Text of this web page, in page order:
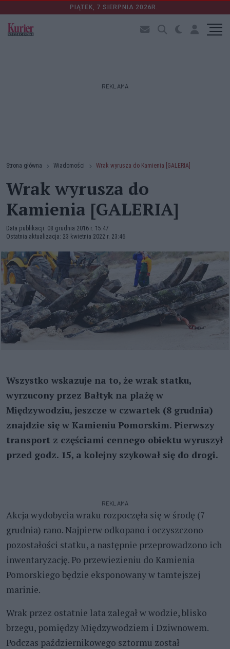
PIĄTEK, 7 SIERPNIA 2026R.
REKLAMA
Strona główna Wiadomości Wrak wyrusza do Kamienia [GALERIA]
Wrak wyrusza do
Kamienia [GALERIA]
Data publikacji: 08 grudnia 2016 r. 15:47
Ostatnia aktualizacja: 23 kwietnia 2022 r. 23:46
Wszystko wskazuje na to, że wrak statku,
wyrzucony przez Bałtyk na plażę w
Międzywodziu, jeszcze w czwartek (8 grudnia)
znajdzie się w Kamieniu Pomorskim. Pierwszy
transport z częściami cennego obiektu wyruszył
przed godz. 15, a kolejny szykował się do drogi.
REKLAMA
Akcja wydobycia wraku rozpoczęła się w środę (7
grudnia) rano. Najpierw odkopano i oczyszczono
pozostałości statku, a następnie przeprowadzono ich
inwentaryzację. Po przewiezieniu do Kamienia
Pomorskiego będzie eksponowany w tamtejszej
marinie.
Wrak przez ostatnie lata zalegał w wodzie, blisko
brzegu, pomiędzy Międzywodziem i Dziwnowem.
Podczas październikowego sztormu został